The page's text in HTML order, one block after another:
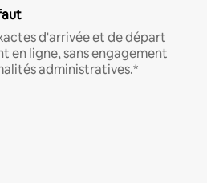
d'arrivée et de départ
en ligne, sans engagement
administratives.*